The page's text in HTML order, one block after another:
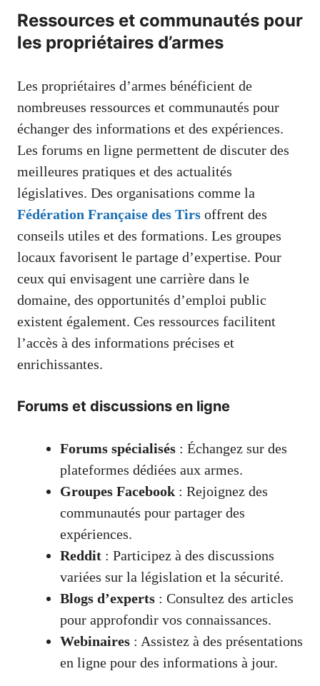
Ressources et communautés pour
les propriétaires d’armes
Les propriétaires d’armes bénéficient de
nombreuses ressources et communautés pour
échanger des informations et des expériences.
Les forums en ligne permettent de discuter des
meilleures pratiques et des actualités
législatives. Des organisations comme la
Fédération Française des Tirs offrent des
conseils utiles et des formations. Les groupes
locaux favorisent le partage d’expertise. Pour
ceux qui envisagent une carrière dans le
domaine, des opportunités d’emploi public
existent également. Ces ressources facilitent
l’accès à des informations précises et
enrichissantes.
Forums et discussions en ligne
Forums spécialisés : Échangez sur des
plateformes dédiées aux armes.
Groupes Facebook : Rejoignez des
communautés pour partager des
expériences.
Reddit : Participez à des discussions
variées sur la législation et la sécurité.
Blogs d’experts : Consultez des articles
pour approfondir vos connaissances.
Webinaires : Assistez à des présentations
en ligne pour des informations à jour.